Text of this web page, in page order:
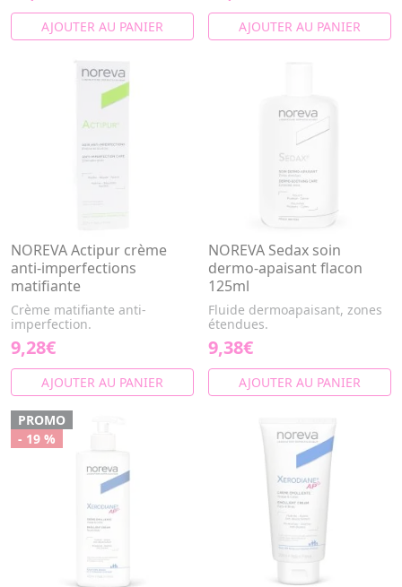
AJOUTER AU PANIER AJOUTER AU PANIER
NOREVA Actipur crème
anti-imperfections
matifiante
Crème matifiante anti-
imperfection.
9,28€
AJOUTER AU PANIER
NOREVA Sedax soin
dermo-apaisant flacon
125ml
Fluide dermoapaisant, zones
étendues.
9,38€
AJOUTER AU PANIER
PROMO
- 19 %